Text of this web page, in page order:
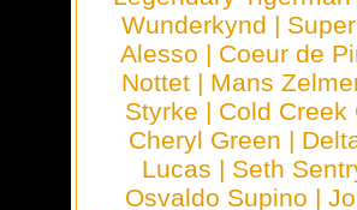
Wunderkynd |
Alesso | Coeur de
Nottet | Mans
Styrke | Cold Creek
Cheryl Green |
Lucas | Seth
Osvaldo Supino |